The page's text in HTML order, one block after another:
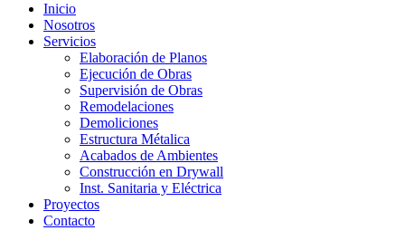
Inicio
Nosotros
Servicios
Elaboración de Planos
Ejecución de Obras
Supervisión de Obras
Remodelaciones
Demoliciones
Estructura Métalica
Acabados de Ambientes
Construcción en Drywall
Inst. Sanitaria y Eléctrica
Proyectos
Contacto